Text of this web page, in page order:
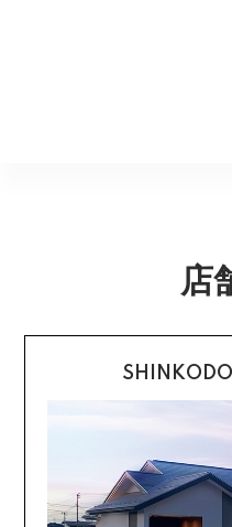
配送・送
不良品に該当する場合は
知らせいたしますので、
返品の
カード不要の分
60回分割】
《ショッピングクレジッ
店